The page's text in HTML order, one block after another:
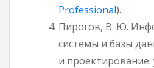
Professional).
Пирогов, В. Ю.
системы и базы
и проектирование: